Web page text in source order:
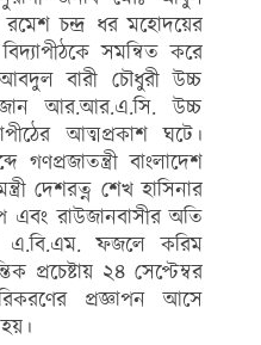
চন্দ্র ধর মহোদয়ের
সমন্বিত করে
আবদুল বারী চৌধুরী উচ্চ
আর.আর.এ.সি. উচ্চ
আত্মপ্রকাশ ঘটে।
গণপ্রজাতন্ত্রী বাংলাদেশ
দেশরত্ন শেখ হাসিনার
এবং রাউজানবাসীর অতি
এ.বি.এম. ফজলে করিম
প্রচেষ্টায় ২৪ সেপ্টেম্বর
প্রজ্ঞাপন আসে